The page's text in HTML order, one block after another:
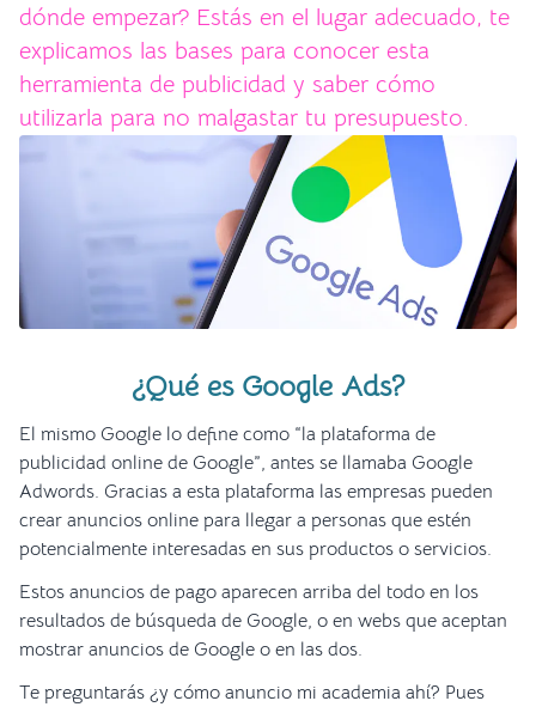
dónde empezar? Estás en el lugar adecuado, te
explicamos las bases para conocer esta
herramienta de publicidad y saber cómo
utilizarla para no malgastar tu presupuesto.
¿Qué es Google Ads?
El mismo Google lo define como “la plataforma de
publicidad online de Google”, antes se llamaba Google
Adwords. Gracias a esta plataforma las empresas pueden
crear anuncios online para llegar a personas que estén
potencialmente interesadas en sus productos o servicios.
Estos anuncios de pago aparecen arriba del todo en los
resultados de búsqueda de Google, o en webs que aceptan
mostrar anuncios de Google o en las dos.
Te preguntarás ¿y cómo anuncio mi academia ahí? Pues